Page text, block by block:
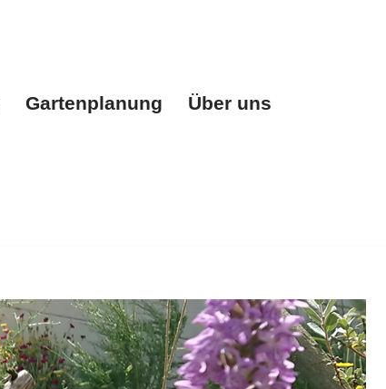
Gartenplanung
Über uns
Gartenplanung Über uns Referenzen Kontakt